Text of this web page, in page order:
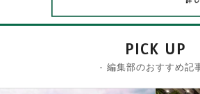
PICK UP
- 編集部のおすすめ記